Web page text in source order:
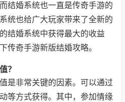
结婚系统也一直是传奇手游的
统也给广大玩家带来了全新的
结婚系统中获得最大的收益
传奇手游新版结婚攻略。
？
是非常关键的因素。可以通过
等方式获得。其中，参加情缘